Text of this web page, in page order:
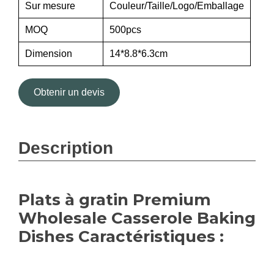
Sur mesure Couleur/Taille/Logo/Emballage
MOQ 500pcs
Dimension 14*8.8*6.3cm
Obtenir un devis
Description
Plats à gratin Premium
Wholesale Casserole Baking
Dishes Caractéristiques :